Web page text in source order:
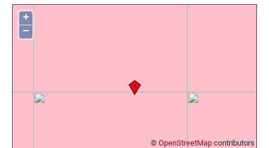
+
−
© OpenStreetMap contributors